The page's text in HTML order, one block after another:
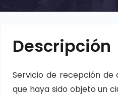
Descripción
Servicio de recepción de
que haya sido objeto un